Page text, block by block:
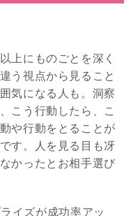
上にものごとを深く
う視点から見ること
気になる人も。洞察
こう行動したら、こ
や行動をとることが
す。人を見る目も冴
かったとお相手選び
イズが成功率アッ